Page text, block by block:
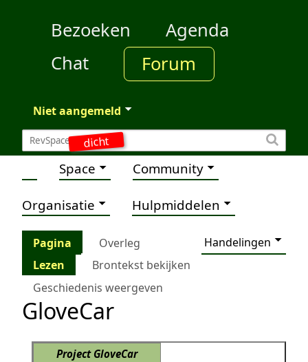
dicht
Bezoeken
Agenda
Chat
Forum
Niet aangemeld
Space Community
Organisatie Hulpmiddelen
Pagina Overleg
Handelingen
Lezen
Brontekst bekijken
Geschiedenis weergeven
GloveCar
Project GloveCar